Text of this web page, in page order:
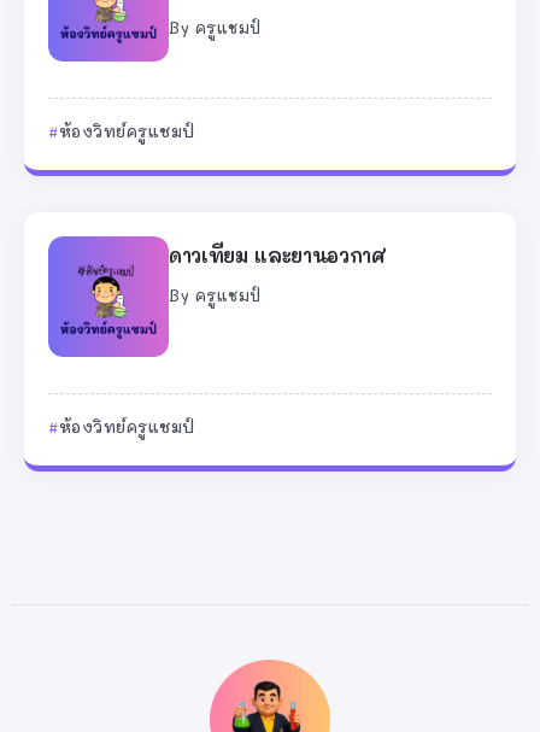
By ครูแชมป์
ห้องวิทย์ครูแชมป์
ดาวเทียม และยานอวกาศ
By ครูแชมป์
ห้องวิทย์ครูแชมป์